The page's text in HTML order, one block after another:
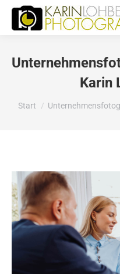
Karin
Sie befinden sich hier:
Start